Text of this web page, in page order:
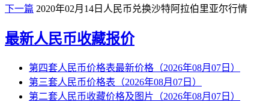
下一篇 2020年02月14日人民币兑换沙特阿拉伯里亚尔行情
最新人民币收藏报价
第四套人民币价格表最新价格（2026年08月07日）
第三套人民币价格表（2026年08月07日）
第二套人民币收藏价格及图片（2026年08月07日）